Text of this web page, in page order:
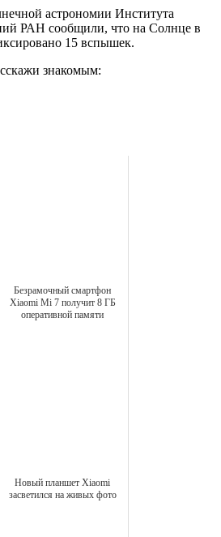
астрономии Института
РАН сообщили, что на Солнце в
15 вспышек.
знакомым:
Безрамочный смартфон
Xiaomi Mi 7 получит 8 ГБ
оперативной памяти
Новый планшет Xiaomi
засветился на живых фото